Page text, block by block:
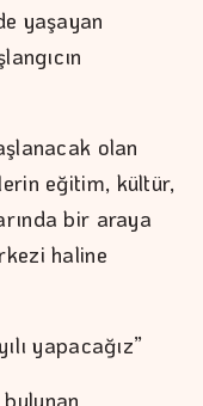
yaşayan
olan
eğitim, kültür,
bir araya
haline
yapacağız”